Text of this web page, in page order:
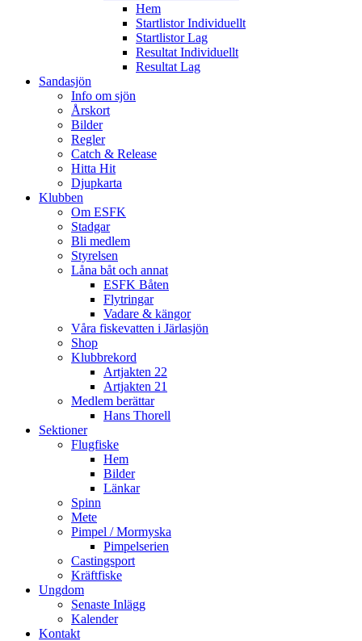
Hem
Startlistor Individuellt
Startlistor Lag
Resultat Individuellt
Resultat Lag
Sandasjön
Info om sjön
Årskort
Bilder
Regler
Catch & Release
Hitta Hit
Djupkarta
Klubben
Om ESFK
Stadgar
Bli medlem
Styrelsen
Låna båt och annat
ESFK Båten
Flytringar
Vadare & kängor
Våra fiskevatten i Järlasjön
Shop
Klubbrekord
Artjakten 22
Artjakten 21
Medlem berättar
Hans Thorell
Sektioner
Flugfiske
Hem
Bilder
Länkar
Spinn
Mete
Pimpel / Mormyska
Pimpelserien
Castingsport
Kräftfiske
Ungdom
Senaste Inlägg
Kalender
Kontakt